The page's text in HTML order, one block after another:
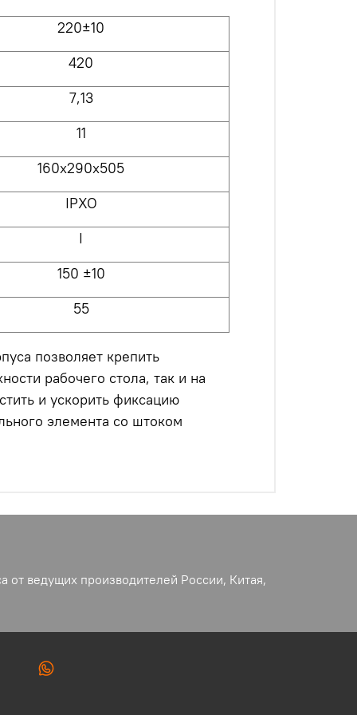
220±10
420
7,13
11
160х290х505
IPXO
I
150 ±10
55
позволяет крепить
рабочего стола, так и на
и ускорить фиксацию
элемента со штоком
от ведущих производителей России, Китая,